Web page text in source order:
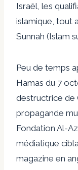
Israël, les
islamique, tout
Sunnah (Islam
Peu de temps
Hamas du 7
destructrice de
propagande
Fondation Al-
médiatique
magazine en